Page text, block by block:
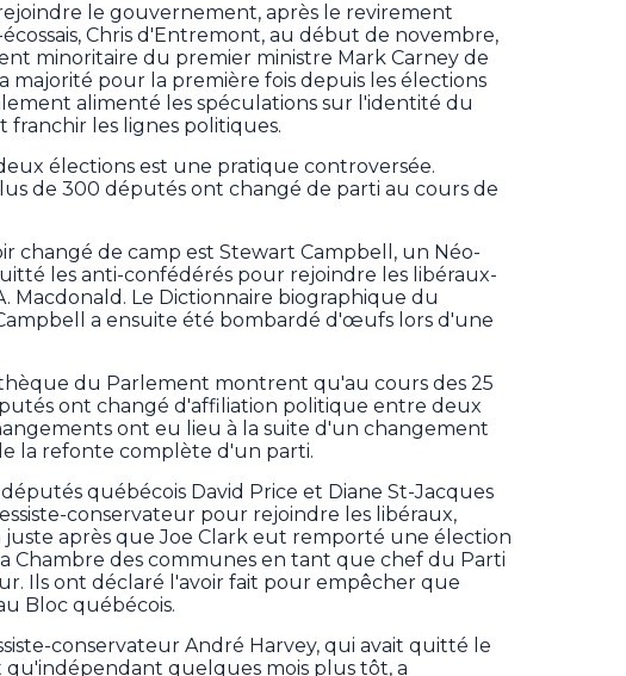
le gouvernement, après le revirement
Chris d'Entremont, au début de novembre,
minoritaire du premier ministre Mark Carney de
majorité pour la première fois depuis les élections
alimenté les spéculations sur l'identité du
les lignes politiques.
élections est une pratique controversée.
de 300 députés ont changé de parti au cours de
changé de camp est Stewart Campbell, un Néo-
les anti-confédérés pour rejoindre les libéraux-
Macdonald. Le Dictionnaire biographique du
a ensuite été bombardé d'œufs lors d'une
du Parlement montrent qu'au cours des 25
ont changé d'affiliation politique entre deux
ont eu lieu à la suite d'un changement
la refonte complète d'un parti.
québécois David Price et Diane St-Jacques
conservateur pour rejoindre les libéraux,
après que Joe Clark eut remporté une élection
Chambre des communes en tant que chef du Parti
Ils ont déclaré l'avoir fait pour empêcher que
Bloc québécois.
conservateur André Harvey, qui avait quitté le
quelques mois plus tôt, a